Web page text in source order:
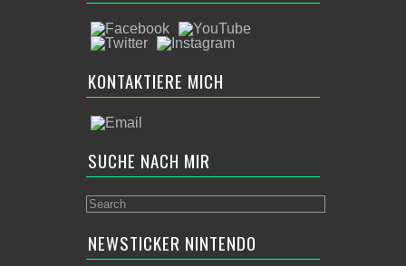
KONTAKTIERE MICH
SUCHE NACH MIR
NEWSTICKER NINTENDO